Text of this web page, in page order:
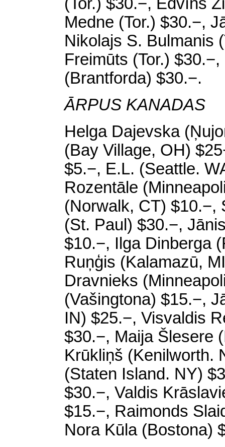
Medne (Tor.) $30.−,
Nikolajs S. Bulmanis (
Freimūts (Tor.) $30.−,
(Brantforda) $30.−.
ĀRPUS KANADAS
Helga Dajevska
(Bay Village, OH)
$5.−, E.L. (Seattle.
Rozentāle (
(Norwalk, CT) $10.−,
(St. Paul) $30.−,
$10.−, Ilga Dinberga(
Ruņģis (Kalamazū,
Dravnieks (
(Vašingtona) $15.−,
IN) $25.−, Visvaldis
$30.−, Maija Šlesere
Krūkliņš (Kenilworth.
(Staten Island. NY)
$30.−, Valdis
$15.−, Raimonds
Nora Kūla (Bostona)